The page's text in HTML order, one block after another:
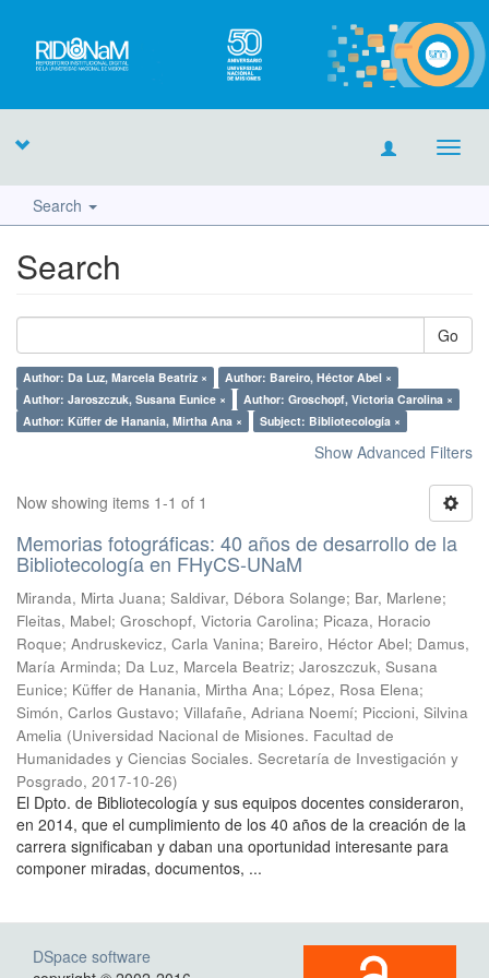
Search
Search
Go
Author: Da Luz, Marcela Beatriz ×
Author: Bareiro, Héctor Abel ×
Author: Jaroszczuk, Susana Eunice ×
Author: Groschopf, Victoria Carolina ×
Author: Küffer de Hanania, Mirtha Ana ×
Subject: Bibliotecología ×
Show Advanced Filters
Now showing items 1-1 of 1
Memorias fotográficas: 40 años de desarrollo de la
Bibliotecología en FHyCS-UNaM
Miranda, Mirta Juana; Saldivar, Débora Solange; Bar, Marlene;
Fleitas, Mabel; Groschopf, Victoria Carolina; Picaza, Horacio
Roque; Andruskevicz, Carla Vanina; Bareiro, Héctor Abel; Damus,
María Arminda; Da Luz, Marcela Beatriz; Jaroszczuk, Susana
Eunice; Küffer de Hanania, Mirtha Ana; López, Rosa Elena;
Simón, Carlos Gustavo; Villafañe, Adriana Noemí; Piccioni, Silvina
Amelia (Universidad Nacional de Misiones. Facultad de
Humanidades y Ciencias Sociales. Secretaría de Investigación y
Posgrado, 2017-10-26)
El Dpto. de Bibliotecología y sus equipos docentes consideraron,
en 2014, que el cumplimiento de los 40 años de la creación de la
carrera significaban y daban una oportunidad interesante para
componer miradas, documentos, ...
DSpace software